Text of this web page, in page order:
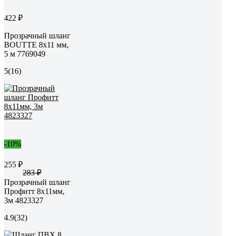
422 ₽
Прозрачный шланг
BOUTTE 8х11 мм,
5 м 7769049
5(16)
-10%
255 ₽
283 ₽
Прозрачный шланг
Профитт 8x11мм,
3м 4823327
4.9(32)